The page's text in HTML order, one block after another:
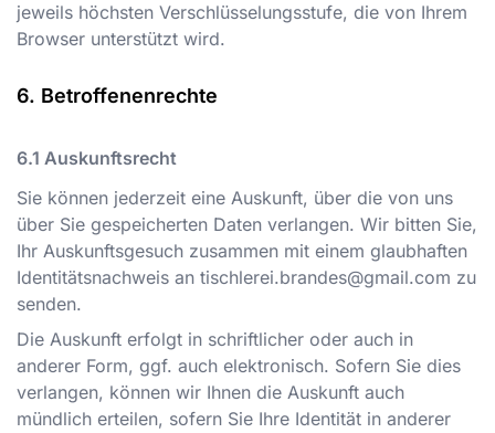
jeweils höchsten Verschlüsselungsstufe, die von Ihrem
Browser unterstützt wird.
Betroffenenrechte
Auskunftsrecht
Sie können jederzeit eine Auskunft, über die von uns
über Sie gespeicherten Daten verlangen. Wir bitten Sie,
Ihr Auskunftsgesuch zusammen mit einem glaubhaften
Identitätsnachweis an tischlerei.brandes@gmail.com zu
senden.
Die Auskunft erfolgt in schriftlicher oder auch in
anderer Form, ggf. auch elektronisch. Sofern Sie dies
verlangen, können wir Ihnen die Auskunft auch
mündlich erteilen, sofern Sie Ihre Identität in anderer